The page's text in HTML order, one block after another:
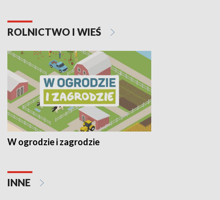
ROLNICTWO I WIEŚ
W ogrodzie i zagrodzie
INNE